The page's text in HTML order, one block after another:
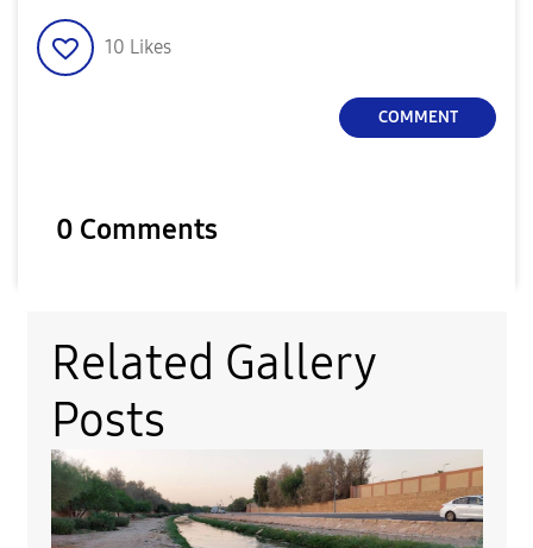
10 Likes
COMMENT
0 Comments
Related Gallery
Posts